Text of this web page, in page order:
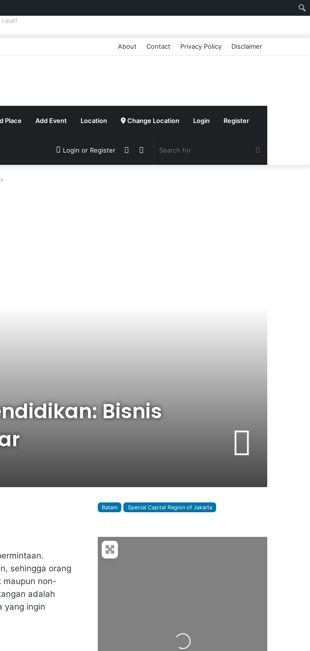
Liput?
About Contact Privacy Policy Disclaimer
Place Add Event Location Change Location Login Register
Search
Switch
Sidebar
Login or Register
Bisnis
sehingga orang
maupun non-
adalah
yang ingin
Batam Special Capital Region of Jakarta
Loading...